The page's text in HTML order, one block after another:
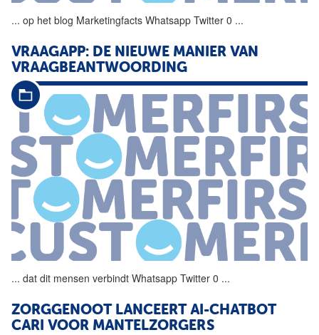
... op het blog Marketingfacts Whatsapp Twitter 0 ...
VRAAGAPP: DE NIEUWE MANIER VAN
VRAAGBEANTWOORDING
... dat dit mensen verbindt Whatsapp Twitter 0 ...
ZORGGENOOT LANCEERT AI-CHATBOT
CARI VOOR MANTELZORGERS